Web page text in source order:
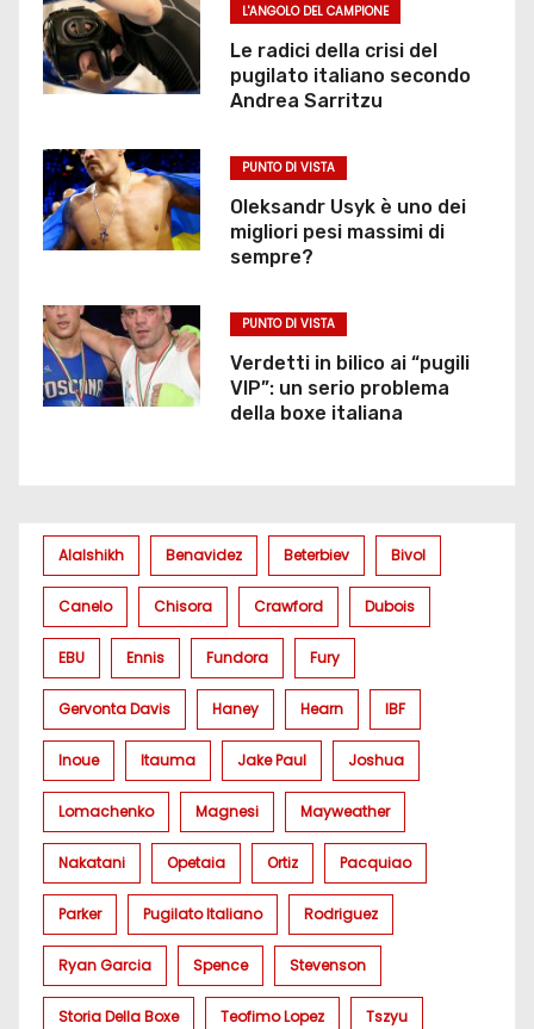
L'ANGOLO DEL CAMPIONE
Le radici della crisi del
pugilato italiano secondo
Andrea Sarritzu
PUNTO DI VISTA
Oleksandr Usyk è uno dei
migliori pesi massimi di
sempre?
PUNTO DI VISTA
Verdetti in bilico ai “pugili
VIP”: un serio problema
della boxe italiana
Alalshikh Benavidez Beterbiev Bivol
Canelo Chisora Crawford Dubois
EBU Ennis Fundora Fury
Gervonta Davis Haney Hearn IBF
Inoue Itauma Jake Paul Joshua
Lomachenko Magnesi Mayweather
Nakatani Opetaia Ortiz Pacquiao
Parker Pugilato Italiano Rodriguez
Ryan Garcia Spence Stevenson
Storia Della Boxe Teofimo Lopez Tszyu